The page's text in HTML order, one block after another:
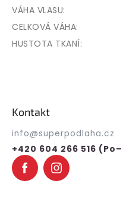
VÁHA VLASU:
CELKOVÁ VÁHA:
HUSTOTA TKANÍ:
Kontakt
info@superpodlaha.cz
+420 604 266 516